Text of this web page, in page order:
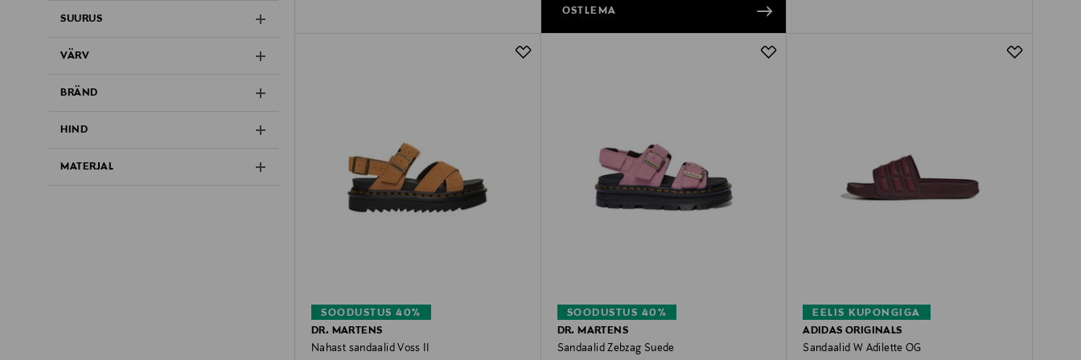
SUURUS
VÄRV
BRÄND
HIND
MATERJAL
OSTLEMA
SOODUSTUS 40%
DR. MARTENS
Nahast sandaalid Voss II
SOODUSTUS 40%
DR. MARTENS
Sandaalid Zebzag Suede
EELIS KUPONGIGA
ADIDAS ORIGINALS
Sandaalid W Adilette OG